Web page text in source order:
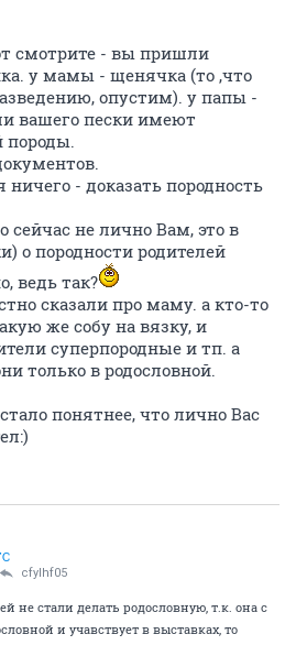
смотрите - вы пришли
у мамы - щенячка (то ,что
опустим). у папы -
вашего пески имеют
породы.
- доказать породность
сейчас не лично Вам, это в
о породности родителей
ведь так?
сказали про маму. а кто-то
же собу на вязку, и
суперпородные и тп. а
только в родословной.
понятнее, что лично Вас
cfylhf05
не стали делать родословную, т.к. она с
и учавствует в выставках, то